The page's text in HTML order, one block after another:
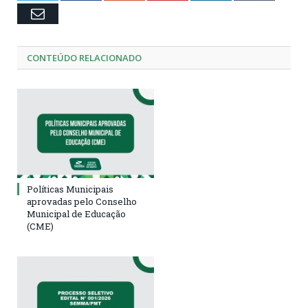
Email
CONTEÚDO RELACIONADO
Políticas Municipais
aprovadas pelo Conselho
Municipal de Educação
(CME)